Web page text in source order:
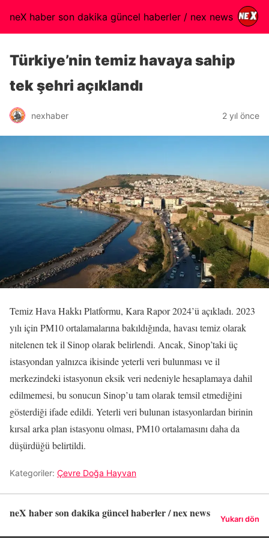
neX haber son dakika güncel haberler / nex news
Türkiye’nin temiz havaya sahip
tek şehri açıklandı
nexhaber 2 yıl önce
Temiz Hava Hakkı Platformu, Kara Rapor 2024’ü açıkladı. 2023
yılı için PM10 ortalamalarına bakıldığında, havası temiz olarak
nitelenen tek il Sinop olarak belirlendi. Ancak, Sinop’taki üç
istasyondan yalnızca ikisinde yeterli veri bulunması ve il
merkezindeki istasyonun eksik veri nedeniyle hesaplamaya dahil
edilmemesi, bu sonucun Sinop’u tam olarak temsil etmediğini
gösterdiği ifade edildi. Yeterli veri bulunan istasyonlardan birinin
kırsal arka plan istasyonu olması, PM10 ortalamasını daha da
düşürdüğü belirtildi.
Kategoriler: Çevre Doğa Hayvan
neX haber son dakika güncel haberler / nex news Yukarı dön